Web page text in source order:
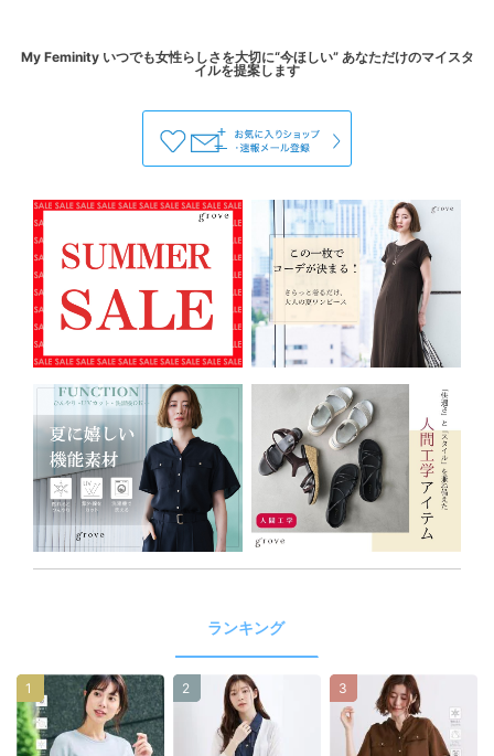
My Feminity いつでも女性らしさを大切に“今ほしい” あなただけのマイスタ
ランキング
1 2 3